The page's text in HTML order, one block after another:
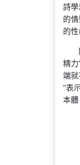
詩
的
的
精
端
“表
本體